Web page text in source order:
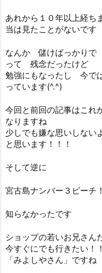
あれから１０年以上経
当は見たことがないです
なんか 儲けばっかりで
って 残念だったけど
勉強にもなったし 今で
っています(^.^)
今回と前回の記事はこ
なりますね
少しでも嫌な思いしな
と思います！！！
そして逆に
宮古島ナンバー３ビーチ
知らなかったです
ショップの若いお兄さ
今すぐにでも行きたい！
「みよしやさん」です